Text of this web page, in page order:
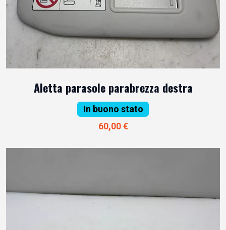
Aletta parasole parabrezza destra
In buono stato
60,00 €